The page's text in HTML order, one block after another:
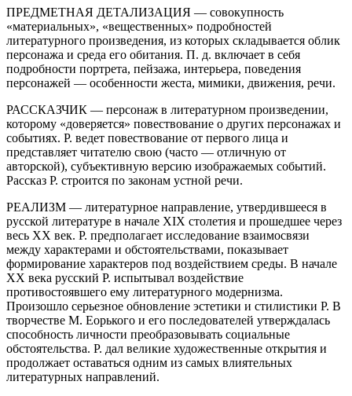
ПРЕДМЕТНАЯ ДЕТАЛИЗАЦИЯ — совокупность
«материальных», «вещественных» подробностей
литературного произведения, из которых складывается облик
персонажа и среда его обитания. П. д. включает в себя
подробности портрета, пейзажа, интерьера, поведения
персонажей — особенности жеста, мимики, движения, речи.
РАССКАЗЧИК — персонаж в литературном произведении,
которому «доверяется» повествование о других персонажах и
событиях. Р. ведет повествование от первого лица и
представляет читателю свою (часто — отличную от
авторской), субъективную версию изображаемых событий.
Рассказ Р. строится по законам устной речи.
РЕАЛИЗМ — литературное направление, утвердившееся в
русской литературе в начале XIX столетия и прошедшее через
весь XX век. Р. предполагает исследование взаимосвязи
между характерами и обстоятельствами, показывает
формирование характеров под воздействием среды. В начале
XX века русский Р. испытывал воздействие
противостоявшего ему литературного модернизма.
Произошло серьезное обновление эстетики и стилистики Р. В
творчестве М. Еорького и его последователей утверждалась
способность личности преобразовывать социальные
обстоятельства. Р. дал великие художественные открытия и
продолжает оставаться одним из самых влиятельных
литературных направлений.